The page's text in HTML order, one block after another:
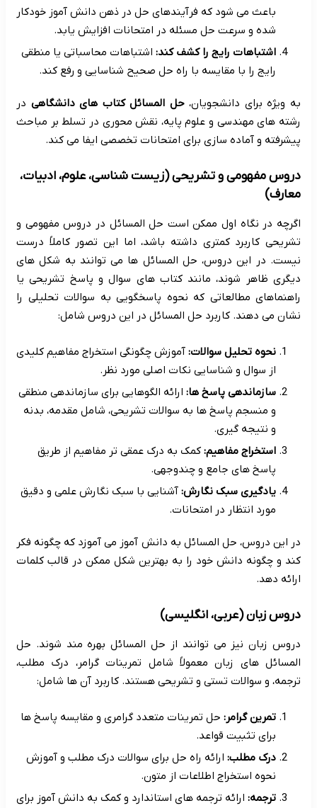
باعث می شود که فرآیندهای حل در ذهن دانش آموز خودکار
شده و سرعت حل مسئله در امتحانات افزایش یابد.
اشتباهات رایج را کشف کند: اشتباهات محاسباتی یا منطقی
رایج را با مقایسه با راه حل صحیح شناسایی و رفع کند.
به ویژه برای دانشجویان،حل المسائل کتاب های دانشگاهی در
رشته های مهندسی و علوم پایه، نقش محوری در تسلط بر مباحث
پیشرفته و آماده سازی برای امتحانات تخصصی ایفا می کند.
دروس مفهومی و تشریحی (زیست شناسی، علوم، ادبیات،
معارف)
اگرچه در نگاه اول ممکن است حل المسائل در دروس مفهومی و
تشریحی کاربرد کمتری داشته باشد، اما این تصور کاملاً درست
نیست. در این دروس، حل المسائل ها می توانند به شکل های
دیگری ظاهر شوند، مانند کتاب های سوال و پاسخ تشریحی یا
راهنماهای مطالعاتی که نحوه پاسخگویی به سوالات تحلیلی را
نشان می دهند. کاربرد حل المسائل در این دروس شامل:
نحوه تحلیل سوالات: آموزش چگونگی استخراج مفاهیم کلیدی
از سوال و شناسایی نکات اصلی مورد نظر.
سازماندهی پاسخ ها: ارائه الگوهایی برای سازماندهی منطقی
و منسجم پاسخ ها به سوالات تشریحی، شامل مقدمه، بدنه
و نتیجه گیری.
استخراج مفاهیم: کمک به درک عمقی تر مفاهیم از طریق
پاسخ های جامع و چندوجهی.
یادگیری سبک نگارش: آشنایی با سبک نگارش علمی و دقیق
مورد انتظار در امتحانات.
در این دروس، حل المسائل به دانش آموز می آموزد که چگونه فکر
کند و چگونه دانش خود را به بهترین شکل ممکن در قالب کلمات
ارائه دهد.
دروس زبان (عربی، انگلیسی)
دروس زبان نیز می توانند از حل المسائل بهره مند شوند. حل
المسائل های زبان معمولاً شامل تمرینات گرامر، درک مطلب،
ترجمه، و سوالات تستی و تشریحی هستند. کاربرد آن ها شامل:
تمرین گرامر: حل تمرینات متعدد گرامری و مقایسه پاسخ ها
برای تثبیت قواعد.
درک مطلب: ارائه راه حل برای سوالات درک مطلب و آموزش
نحوه استخراج اطلاعات از متون.
ترجمه: ارائه ترجمه های استاندارد و کمک به دانش آموز برای